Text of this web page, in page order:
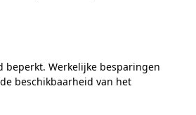
beperkt. Werkelijke besparingen
beschikbaarheid van het